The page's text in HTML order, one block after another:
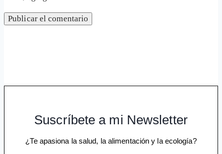
Suscríbete a mi Newsletter
¿Te apasiona la salud, la alimentación y la ecología?